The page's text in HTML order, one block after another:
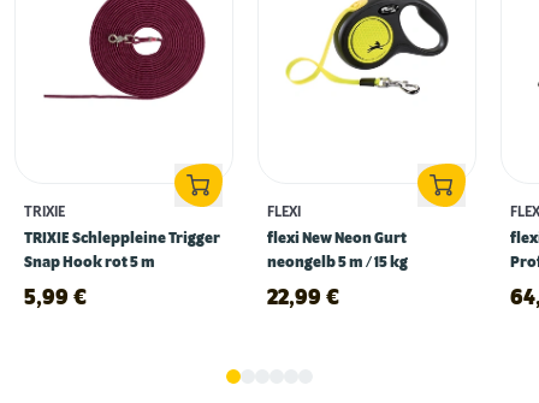
TRIXIE
TRIXIE Schleppleine Trigger
Snap Hook rot 5 m
5,99 €
FLEXI
flexi New Neon Gurt
neongelb 5 m / 15 kg
22,99 €